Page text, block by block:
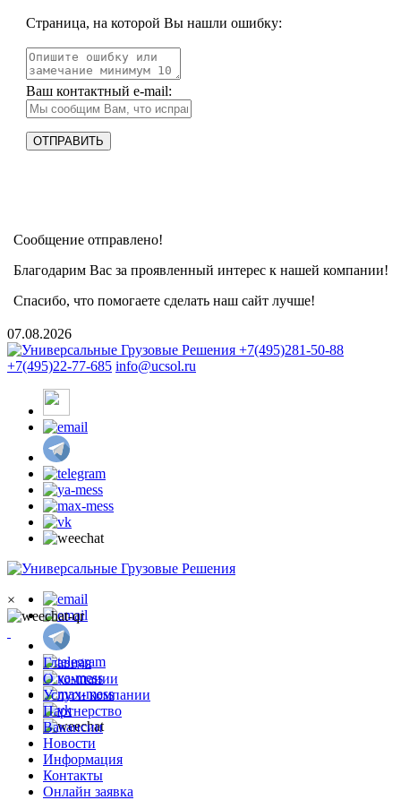
Страница, на которой Вы нашли ошибку:
Ваш контактный e-mail:
Сообщение отправлено!
Благодарим Вас за проявленный интерес к нашей компании!
Спасибо, что помогаете сделать наш сайт лучше!
07.08.2026
+7(495)281-50-88
+7(495)22-77-685 info@ucsol.ru
×
Главная
О компании
Услуги компании
Партнерство
Вакансии
Новости
Информация
Контакты
Онлайн заявка